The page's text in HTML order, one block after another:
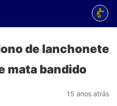
de lanchonete
mata bandido
15 anos atrás